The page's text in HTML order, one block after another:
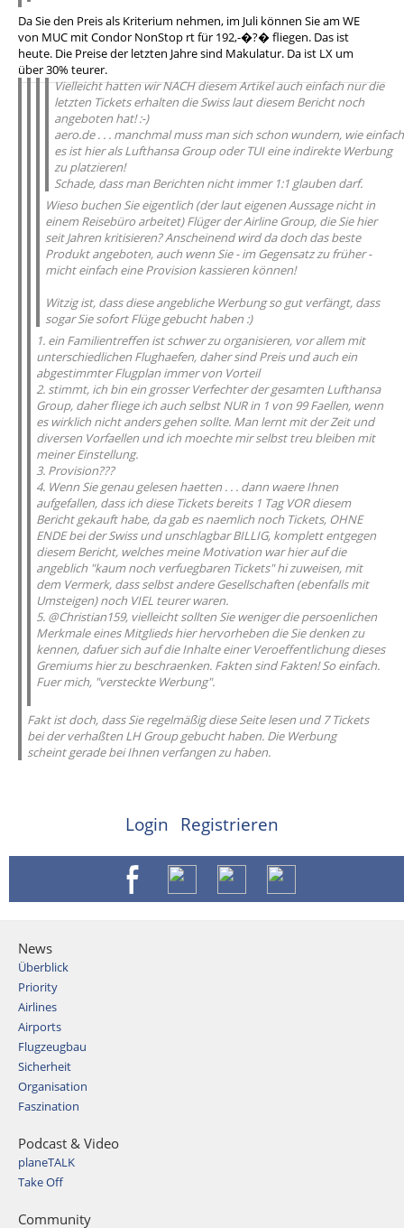
Da Sie den Preis als Kriterium nehmen, im Juli können Sie am WE
von MUC mit Condor NonStop rt für 192,-�?� fliegen. Das ist
heute. Die Preise der letzten Jahre sind Makulatur. Da ist LX um
über 30% teurer.
Vielleicht hatten wir NACH diesem Artikel auch einfach nur die
letzten Tickets erhalten die Swiss laut diesem Bericht noch
angeboten hat! :-)
aero.de . . . manchmal muss man sich schon wundern, wie einfach
es ist hier als Lufthansa Group oder TUI eine indirekte Werbung
zu platzieren!
Schade, dass man Berichten nicht immer 1:1 glauben darf.
Wieso buchen Sie eigentlich (der laut eigenen Aussage nicht in
einem Reisebüro arbeitet) Flüger der Airline Group, die Sie hier
seit Jahren kritisieren? Anscheinend wird da doch das beste
Produkt angeboten, auch wenn Sie - im Gegensatz zu früher -
micht einfach eine Provision kassieren können!
Witzig ist, dass diese angebliche Werbung so gut verfängt, dass
sogar Sie sofort Flüge gebucht haben :)
1. ein Familientreffen ist schwer zu organisieren, vor allem mit
unterschiedlichen Flughaefen, daher sind Preis und auch ein
abgestimmter Flugplan immer von Vorteil
2. stimmt, ich bin ein grosser Verfechter der gesamten Lufthansa
Group, daher fliege ich auch selbst NUR in 1 von 99 Faellen, wenn
es wirklich nicht anders gehen sollte. Man lernt mit der Zeit und
diversen Vorfaellen und ich moechte mir selbst treu bleiben mit
meiner Einstellung.
3. Provision???
4. Wenn Sie genau gelesen haetten . . . dann waere Ihnen
aufgefallen, dass ich diese Tickets bereits 1 Tag VOR diesem
Bericht gekauft habe, da gab es naemlich noch Tickets, OHNE
ENDE bei der Swiss und unschlagbar BILLIG, komplett entgegen
diesem Bericht, welches meine Motivation war hier auf die
angeblich "kaum noch verfuegbaren Tickets" hi zuweisen, mit
dem Vermerk, dass selbst andere Gesellschaften (ebenfalls mit
Umsteigen) noch VIEL teurer waren.
5. @Christian159, vielleicht sollten Sie weniger die persoenlichen
Merkmale eines Mitglieds hier hervorheben die Sie denken zu
kennen, dafuer sich auf die Inhalte einer Veroeffentlichung dieses
Gremiums hier zu beschraenken. Fakten sind Fakten! So einfach.
Fuer mich, "versteckte Werbung".
Fakt ist doch, dass Sie regelmäßig diese Seite lesen und 7 Tickets
bei der verhaßten LH Group gebucht haben. Die Werbung
scheint gerade bei Ihnen verfangen zu haben.
Login Registrieren
News
Überblick
Priority
Airlines
Airports
Flugzeugbau
Sicherheit
Organisation
Faszination
Podcast & Video
planeTALK
Take Off
Community